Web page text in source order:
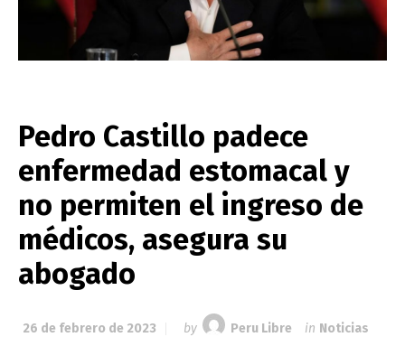
Pedro Castillo padece
enfermedad estomacal y
no permiten el ingreso de
médicos, asegura su
abogado
26 de febrero de 2023 by Peru Libre in Noticias